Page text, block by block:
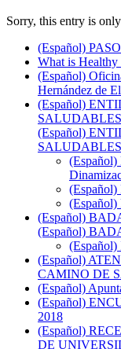
Sorry, this entry is
(Español)
What is
(Español)
Hernández de
(Español)
SALUDABLES
(Español)
SALUDABLES
(Español)
(Español)
(Español)
CAMINO DE
(Español)
(Español)
2018
(Español)
DE